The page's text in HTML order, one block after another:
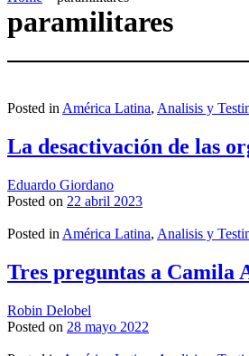
paramilitares
Posted in América Latina, Analisis y
La desactivación de las
Eduardo Giordano
Posted on 22 abril 2023
Posted in América Latina, Analisis y
Tres preguntas a Camila
Robin Delobel
Posted on 28 mayo 2022